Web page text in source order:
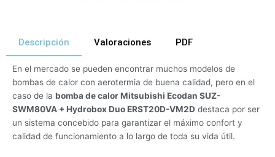
Descripción Valoraciones PDF
En el mercado se pueden encontrar muchos modelos de
bombas de calor con aerotermia de buena calidad, pero en el
caso de la bomba de calor Mitsubishi Ecodan SUZ-
SWM80VA + Hydrobox Duo ERST20D-VM2D destaca por ser
un sistema concebido para garantizar el máximo confort y
calidad de funcionamiento a lo largo de toda su vida útil.